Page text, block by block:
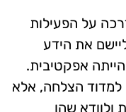
על הפעילות
את הידע
אפקטיבית.
הצלחה, אלא
שהן